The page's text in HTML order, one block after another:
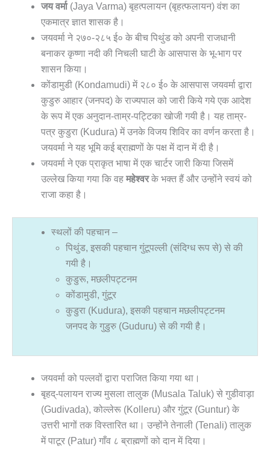
जय वर्मा(Jaya Varma) बृहत्पलायन (बृहत्फलायन) वंश का
एकमात्र ज्ञात शासक है।
जयवर्मा ने २७०-२८५ ई० के बीच पिथुंड को अपनी राजधानी
बनाकर कृष्णा नदी की निचली घाटी के आसपास के भू-भाग पर
शासन किया।
कोंडामुडी (Kondamudi) में २८० ई० के आसपास जयवर्मा द्वारा
कुडुरु आहार (जनपद) के राज्यपाल को जारी किये गये एक आदेश
के रूप में एक अनुदान-ताम्र-पट्टिका खोजी गयी है। यह ताम्र-
पत्र कुडुरा (Kudura) में उनके विजय शिविर का वर्णन करता है।
जयवर्मा ने यह भूमि कई ब्राह्मणों के पक्ष में दान में दी है।
जयवर्मा ने एक प्राकृत भाषा में एक चार्टर जारी किया जिसमें
उल्लेख किया गया कि वह महेश्वरके भक्त हैं और उन्होंने स्वयं को
राजा कहा है।
स्थलों की पहचान –
पिथुंड, इसकी पहचान गुंटूपल्ली (संदिग्ध रूप से) से की
गयी है।
कुडुरू, मछलीपट्टनम
कोंडामुडी, गुंटूर
कुडुरा (Kudura), इसकी पहचान मछलीपट्टनम
जनपद के गुडुरु (Guduru) से की गयी है।
जयवर्मा को पल्लवों द्वारा पराजित किया गया था।
बृहद्-पलायन राज्य मुसला तालुक (Musala Taluk) से गुडीवाड़ा
(Gudivada), कोल्लेरू (Kolleru) और गुंटूर (Guntur) के
उत्तरी भागों तक विस्तारित था। उन्होंने तेनाली (Tenali) तालुक
में पाटूर (Patur) गाँव ८ ब्राह्मणों को दान में दिया।